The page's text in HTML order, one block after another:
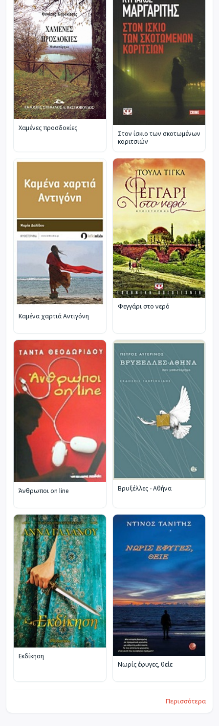
Χαμένες προσδοκίες
Στον ίσκιο των σκοτωμένων
κοριτσιών
Καμένα χαρτιά Αντιγόνη
Φεγγάρι στο νερό
Άνθρωποι on line Βρυξέλλες - Αθήνα
Εκδίκηση
Νωρίς έφυγες, θείε
Περισσότερα